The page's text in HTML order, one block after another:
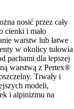
nosić przez cały
cienki i mało
warstw lub łatwe
w okolicy tułowia
pachami dla lepszej
warstwą z Pertex®
Trwały i
modeli,
i alpinizmu na